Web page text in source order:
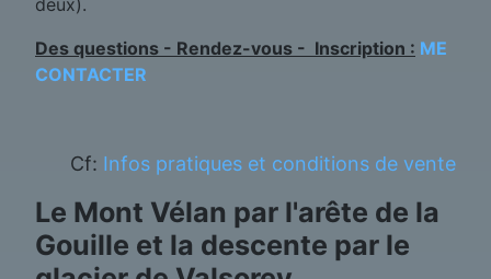
deux).
Des questions - Rendez-vous - Inscription : ME
CONTACTER
Cf: Infos pratiques et conditions de vente
Le Mont Vélan par l'arête de la
Gouille et la descente par le